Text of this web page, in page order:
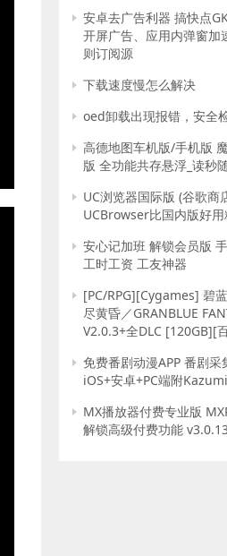
安卓去广告利器 搞快点
开屏广告、应用内弹窗加
则订阅源
下载速度慢怎么解决
oed卸载出现报错，安全
高德地图车机版/手机版
版 全功能共存悬浮_读秒
UC浏览器国际版 (谷歌商
UCBrowser比国内版好
安心记加班 解锁会员版
工时工资 工友神器
[PC/RPG][Cygames] 碧
尽黄昏／GRANBLUE
V2.0.3+全DLC [120GB][
免费番剧动漫APP 番剧采
iOS+安卓+PC端附
MX播放器付费专业版
解锁高级付费功能 v3.0.13